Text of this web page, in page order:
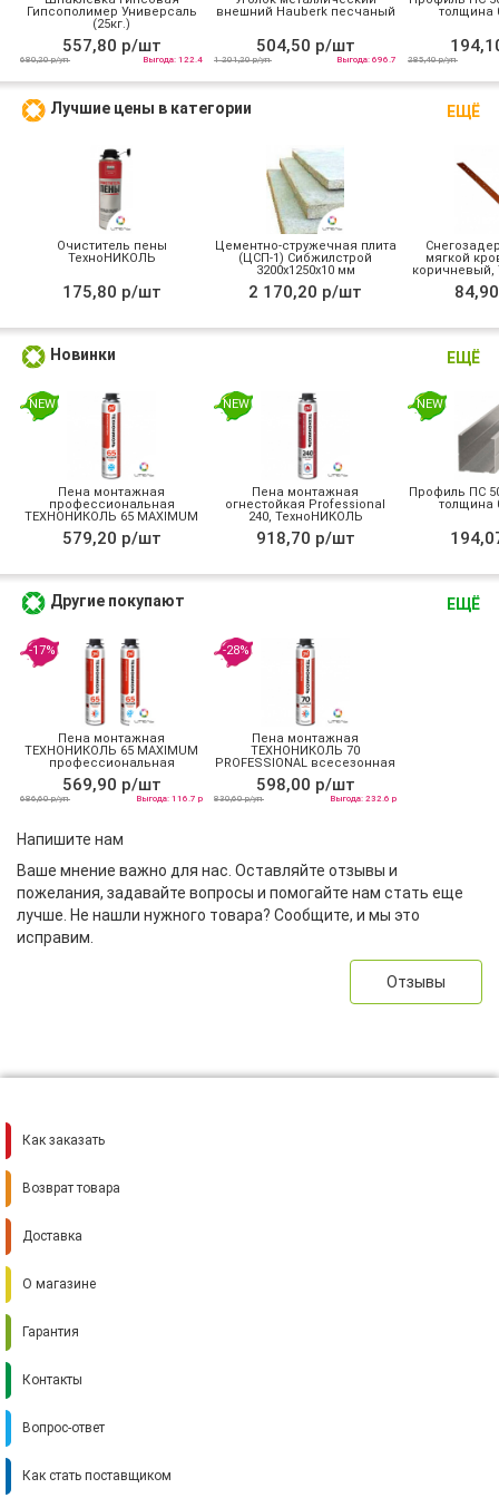
Гипсополимер Универсаль
(25кг.)
557,80 р/шт
680,20 р/уп Выгода: 122.4
внешний Hauberk песчаный
504,50 р/шт
1 201,20 р/уп Выгода: 696.7
толщина
285,40 р/уп
ЕЩЁ
Лучшие цены в категории
Очиститель пены
ТехноНИКОЛЬ
175,80 р/шт
Цементно-стружечная плита
(ЦСП-1) Сибжилстрой
3200х1250х10 мм
2 170,20 р/шт
мягкой
ЕЩЁ
Новинки
NEW
Пена монтажная
профессиональная
ТЕХНОНИКОЛЬ 65 MAXIMUM
зимняя
579,20 р/шт
NEW
Пена монтажная
огнестойкая Professional
240, ТехноНИКОЛЬ
918,70 р/шт
NEW
Профиль ПС
толщина
ЕЩЁ
Другие покупают
-17%
Пена монтажная
ТЕХНОНИКОЛЬ 65 MAXIMUM
профессиональная
всесезонная
569,90 р/шт
686,60 р/уп Выгода: 116.7 р
-28%
Пена монтажная
ТЕХНОНИКОЛЬ 70
PROFESSIONAL всесезонная
598,00 р/шт
830,60 р/уп Выгода: 232.6 р
Напишите нам
Ваше мнение важно для нас. Оставляйте отзывы и
пожелания, задавайте вопросы и помогайте нам стать еще
лучше. Не нашли нужного товара? Сообщите, и мы это
исправим.
Отзывы
Как заказать
Возврат товара
Доставка
О магазине
Гарантия
Контакты
Вопрос-ответ
Как стать поставщиком